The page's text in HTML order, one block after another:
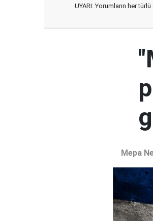
UYARI: Yorumların her
Mepa